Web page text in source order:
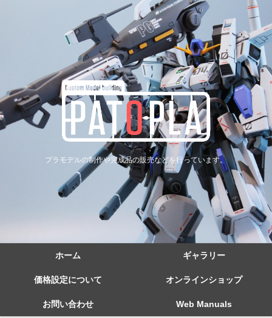
プラモデルの制作や完成品の販売などを行っています。
ホーム ギャラリー
価格設定について オンラインショップ
お問い合わせ Web Manuals